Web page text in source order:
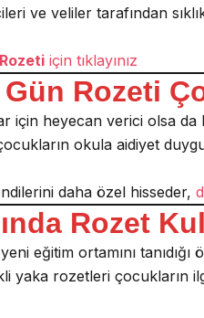
ve veliler tarafından
için tıklayınız
Rozeti
için heyecan verici olsa da
okula aidiyet
daha özel hisseder,
Rozet
eğitim ortamını
yaka rozetleri çocukların